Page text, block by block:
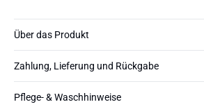
Über das Produkt
Zahlung, Lieferung und Rückgabe
Pflege- & Waschhinweise